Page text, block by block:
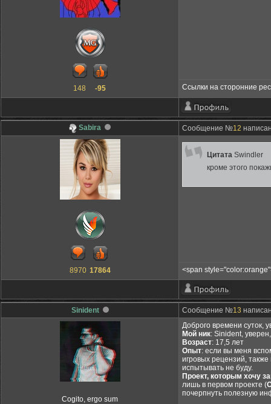
148 -95 Ссылки на сторонние
Sabira Сообщение №12
8970 17864
Цитата Swindler
кроме этого
<span
Sinident Сообщение №13
Cogito, ergo sum
Доброго времени суток,
Мой ник: Sinident,
Возраст: 17,5 лет
Опыт: если вы меня
игровых рецензий,
испытывать не буду.
Проект, которым хочу
лишь в первом проекте (
почерпнуть полезную